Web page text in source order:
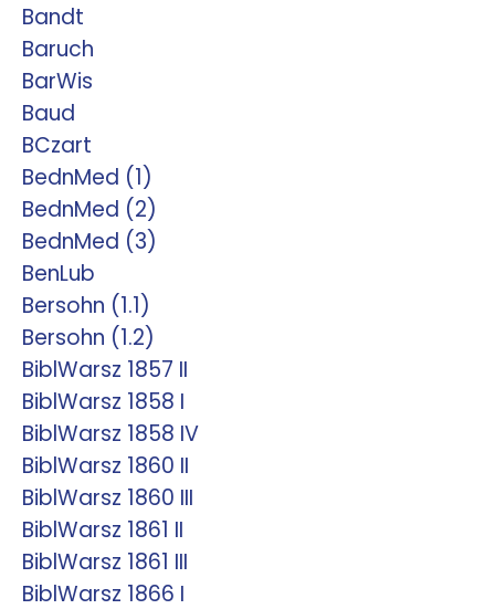
Bandt
Baruch
BarWis
Baud
BCzart
BednMed (1)
BednMed (2)
BednMed (3)
BenLub
Bersohn (1.1)
Bersohn (1.2)
BiblWarsz 1857 II
BiblWarsz 1858 I
BiblWarsz 1858 IV
BiblWarsz 1860 II
BiblWarsz 1860 III
BiblWarsz 1861 II
BiblWarsz 1861 III
BiblWarsz 1866 I